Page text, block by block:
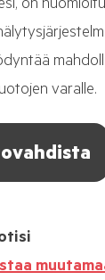
on
varalle.